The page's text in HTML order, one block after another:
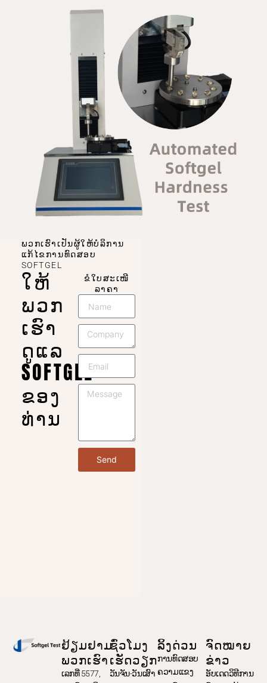
ພວກເຮົາເປັນຜູ້ໃຫ້ບໍລິການ
ແກ້ໄຂການທົດສອບ
SOFTGEL
ໃຫ້
ພວກ
ເຮົາ
ດູແລ
SOFTGEL
ຂອງ
ທ່ານ
ຂໍໃບສະເໜີ
ລາຄາ
Send
ຢ້ຽມຢາມ
ພວກເຮົາ
ເລກທີ່ 5577,
ຊົ່ວໂມງ
ເຮັດວຽກ
ວັນຈັນ-ວັນເສົາ
ລິ້ງດ່ວນ
ການທົດສອບ
ຄວາມແຂງ
ຈົດໝາຍ
ຂ່າວ
ອັບເດດວິທີການ